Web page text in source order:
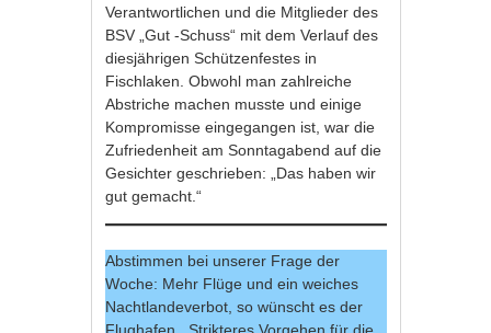
Verantwortlichen und die Mitglieder des
BSV „Gut -Schuss“ mit dem Verlauf des
diesjährigen Schützenfestes in
Fischlaken. Obwohl man zahlreiche
Abstriche machen musste und einige
Kompromisse eingegangen ist, war die
Zufriedenheit am Sonntagabend auf die
Gesichter geschrieben: „Das haben wir
gut gemacht.“
Abstimmen bei unserer Frage der
Woche: Mehr Flüge und ein weiches
Nachtlandeverbot, so wünscht es der